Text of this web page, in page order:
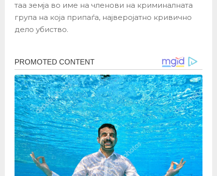
таа земја во име на членови на криминалната
група на која припаѓа, најверојатно кривично
дело убиство.